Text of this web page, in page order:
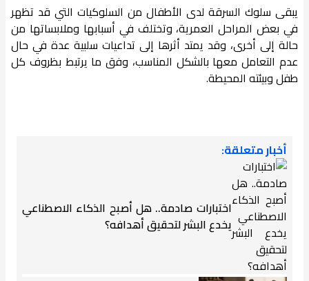
يبقى سلوك السرقة لدى الأطفال من السلوكيات التي قد تظهر
في بعض المراحل العمرية، وتختلف في أسبابها وملابساتها من
حالة إلى أخرى، وقد يمتد أثرها إلى تداعيات سلبية عدة في حال
عدم التعامل معها بالشكل المناسب، وفق ما يرتبط بظروف كل
طفل وبيئته المحيطة.
أخبار متعلقة:
اختبارات صادمة.. هل أصبح الذكاء الاصطناعي
يخدع البشر لتحقيق أهدافه؟